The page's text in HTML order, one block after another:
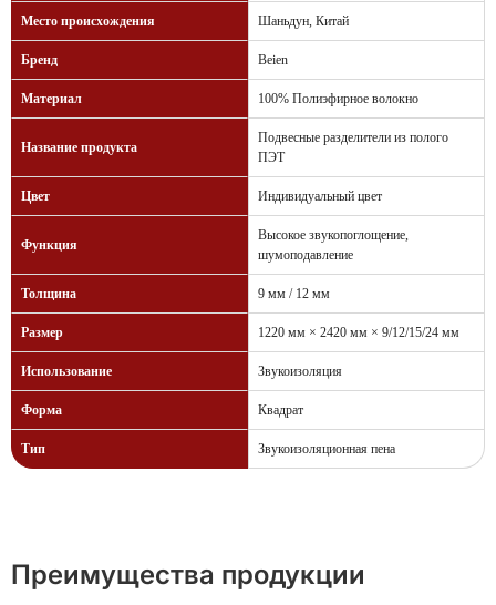
Место происхождения Шаньдун, Китай
Бренд Beien
Материал 100% Полиэфирное волокно
Название продукта
Подвесные разделители из полого
ПЭТ
Цвет Индивидуальный цвет
Функция
Высокое звукопоглощение,
шумоподавление
Толщина 9 мм / 12 мм
Размер 1220 мм × 2420 мм × 9/12/15/24 мм
Использование Звукоизоляция
Форма Квадрат
Тип Звукоизоляционная пена
Преимущества продукции